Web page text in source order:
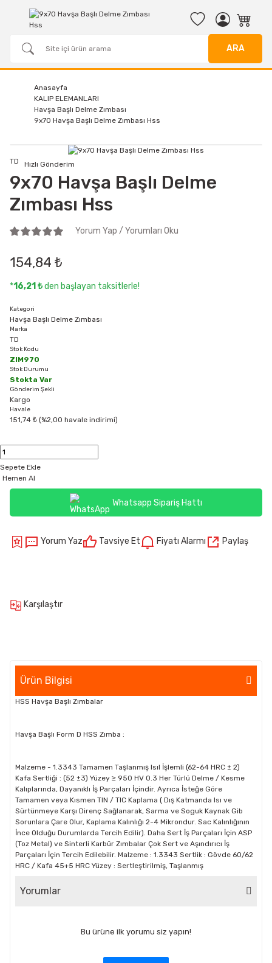
ARA
Anasayfa
KALIP ELEMANLARI
Havşa Başlı Delme Zımbası
9x70 Havşa Başlı Delme Zımbası Hss
Hızlı Gönderim
TD
9x70 Havşa Başlı Delme
Zımbası Hss
Yorum Yap / Yorumları Oku
154,84 ₺
*16,21 ₺den başlayan taksitlerle!
Kategori
Havşa Başlı Delme Zımbası
Marka
TD
Stok Kodu
ZIM970
Stok Durumu
Stokta Var
Gönderim Şekli
Kargo
Havale
151,74 ₺ (%2,00 havale indirimi)
Sepete Ekle
Hemen Al
Whatsapp Sipariş Hattı
Yorum Yaz Tavsiye Et Fiyatı Alarmı Paylaş
Karşılaştır
Ürün Bilgisi
HSS Havşa Başlı Zımbalar
Havşa Başlı Form D HSS Zımba :
Malzeme - 1.3343 Tamamen Taşlanmış Isıl İşlemli (62-64 HRC ± 2)
Kafa Sertliği : (52 ±3) Yüzey ≥ 950 HV 0.3 Her Türlü Delme / Kesme
Kalıplarında, Dayanıklı İş Parçaları İçindir. Ayrıca İsteğe Göre
Tamamen veya Kısmen TIN / TIC Kaplama ( Dış Katmanda Isı ve
Sürtünmeye Karşı Direnç Sağlanarak, Sarma ve Soguk Kaynak Gib
Sorunlara Çare Olur, Kaplama Kalınlığı 2-4 Mikrondur. Sac Kalınlığının
İnce Olduğu Durumlarda Tercih Edilir). Daha Sert İş Parçaları İçin ASP
(Toz Metal) ve Sinterli Karbür Zımbalar Çok Sert ve Aşındırıcı İş
Parçaları İçin Tercih Edilebilir. Malzeme : 1.3343 Sertlik : Gövde 60/62
HRC / Kafa 45+5 HRC Yüzey : Sertleştirilmiş, Taşlanmış
Yorumlar
Bu ürüne ilk yorumu siz yapın!